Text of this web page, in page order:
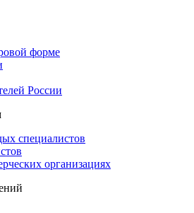
форме
России
специалистов
организациях